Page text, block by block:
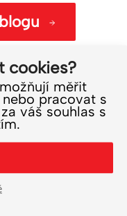
cookies?
měřit
pracovat s
váš souhlas s
novinky
»